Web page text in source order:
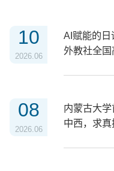
10
2026.06
AI赋能的
外教社全国
08
2026.06
内蒙古大
中西，求真